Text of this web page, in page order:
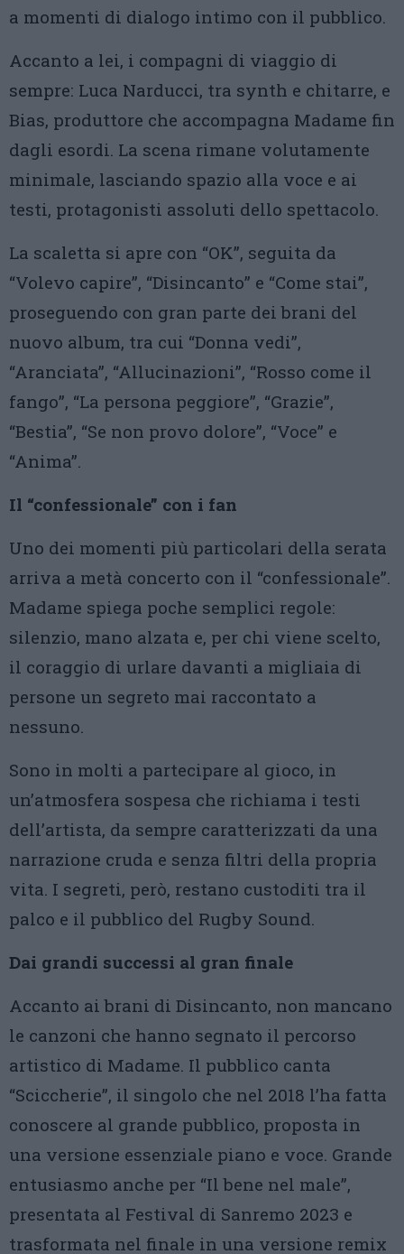
a momenti di dialogo intimo con il pubblico.
Accanto a lei, i compagni di viaggio di
sempre: Luca Narducci, tra synth e chitarre, e
Bias, produttore che accompagna Madame fin
dagli esordi. La scena rimane volutamente
minimale, lasciando spazio alla voce e ai
testi, protagonisti assoluti dello spettacolo.
La scaletta si apre con “OK”, seguita da
“Volevo capire”, “Disincanto” e “Come stai”,
proseguendo con gran parte dei brani del
nuovo album, tra cui “Donna vedi”,
“Aranciata”, “Allucinazioni”, “Rosso come il
fango”, “La persona peggiore”, “Grazie”,
“Bestia”, “Se non provo dolore”, “Voce” e
“Anima”.
Il “confessionale” con i fan
Uno dei momenti più particolari della serata
arriva a metà concerto con il “confessionale”.
Madame spiega poche semplici regole:
silenzio, mano alzata e, per chi viene scelto,
il coraggio di urlare davanti a migliaia di
persone un segreto mai raccontato a
nessuno.
Sono in molti a partecipare al gioco, in
un’atmosfera sospesa che richiama i testi
dell’artista, da sempre caratterizzati da una
narrazione cruda e senza filtri della propria
vita. I segreti, però, restano custoditi tra il
palco e il pubblico del Rugby Sound.
Dai grandi successi al gran finale
Accanto ai brani di Disincanto, non mancano
le canzoni che hanno segnato il percorso
artistico di Madame. Il pubblico canta
“Sciccherie”, il singolo che nel 2018 l’ha fatta
conoscere al grande pubblico, proposta in
una versione essenziale piano e voce. Grande
entusiasmo anche per “Il bene nel male”,
presentata al Festival di Sanremo 2023 e
trasformata nel finale in una versione remix